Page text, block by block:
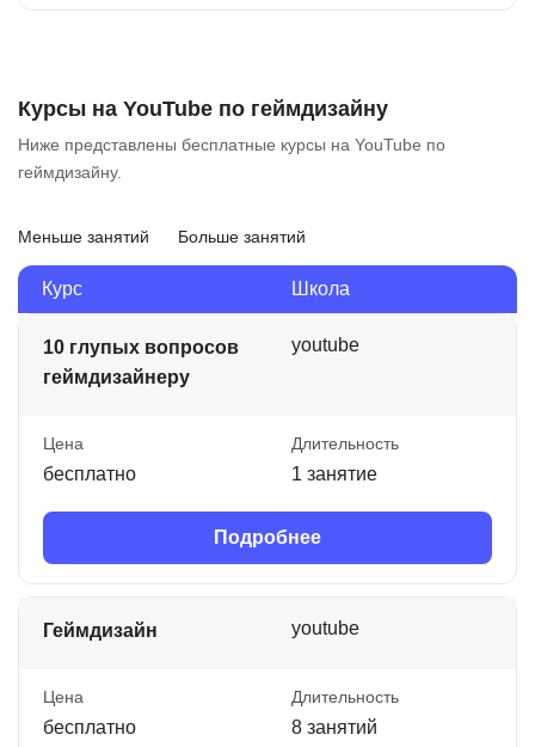
Курсы на YouTube по геймдизайну
Ниже представлены бесплатные курсы на YouTube по
геймдизайну.
Меньше занятий Больше занятий
Курс Школа
10 глупых вопросов
геймдизайнеру
youtube
Цена
бесплатно
Длительность
1 занятие
Подробнее
Геймдизайн youtube
Цена
бесплатно
Длительность
8 занятий